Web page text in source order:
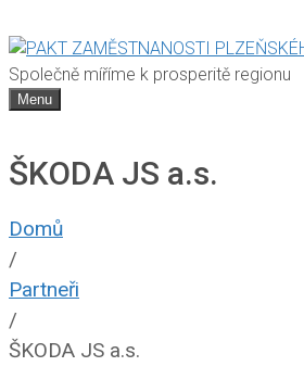
Společně míříme k prosperitě regionu
Menu
ŠKODA JS a.s.
Domů
/
Partneři
/
ŠKODA JS a.s.